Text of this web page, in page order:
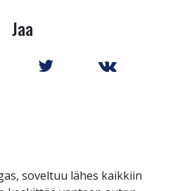
Jaa
soveltuu lähes kaikkiin